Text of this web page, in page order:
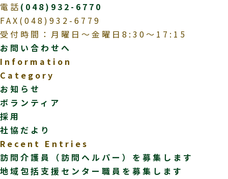
電話 (048)932-6770
FAX(048)932-6779
受付時間：月曜日～金曜日8:30～17:15
お問い合わせへ
Information
Category
お知らせ
ボランティア
採用
社協だより
Recent Entries
訪問介護員（訪問ヘルパー）を募集します
地域包括支援センター職員を募集します